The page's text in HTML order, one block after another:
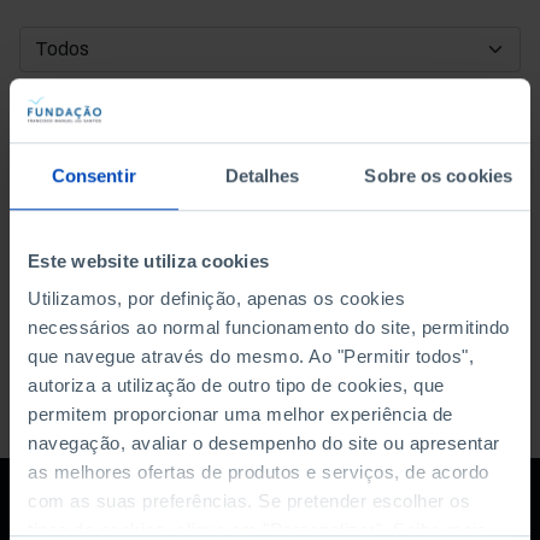
Consentir Detalhes Sobre os cookies
Este website utiliza cookies
Utilizamos, por definição, apenas os cookies
necessários ao normal funcionamento do site, permitindo
que navegue através do mesmo. Ao "Permitir todos",
autoriza a utilização de outro tipo de cookies, que
permitem proporcionar uma melhor experiência de
navegação, avaliar o desempenho do site ou apresentar
as melhores ofertas de produtos e serviços, de acordo
com as suas preferências. Se pretender escolher os
DATA DE INÍCIO
DATA DE FIM